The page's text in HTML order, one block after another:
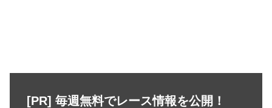
[PR] 毎週無料でレース情報を公開！